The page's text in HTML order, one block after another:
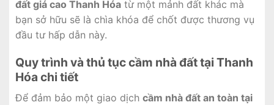
đất giá cao Thanh Hóa từ một mảnh đất khác mà
bạn sở hữu sẽ là chìa khóa để chốt được thương vụ
đầu tư hấp dẫn này.
Quy trình và thủ tục cầm nhà đất tại Thanh
Hóa chi tiết
Để đảm bảo một giao dịch cầm nhà đất an toàn tại